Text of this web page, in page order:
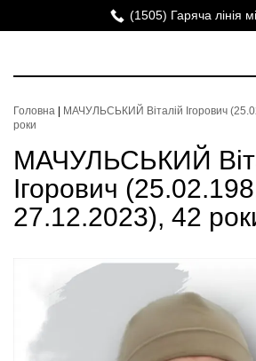
(1505) Гаряча лінія
Головна
МАЧУЛЬСЬКИЙ Віталій Ігорович
роки
МАЧУЛЬСЬКИЙ
Ігорович
27.12.2023), 42